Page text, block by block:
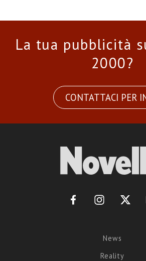
La tua pubblicità
2000?
CONTATTACI PER
News
Reality